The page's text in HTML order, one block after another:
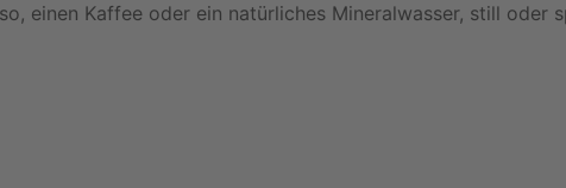
einen Kaffee oder ein natürliches Mineralwasser, still oder